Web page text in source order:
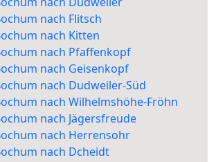
nach Flitsch
nach Kitten
nach Pfaffenkopf
nach Geisenkopf
nach Dudweiler-Süd
nach Wilhelmshöhe-Fröhn
nach Jägersfreude
nach Herrensohr
nach Dcheidt